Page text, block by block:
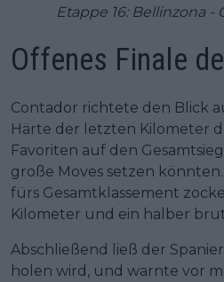
Etappe 16: Bellinzona -
Offenes Finale
Contador richtete den Blick
Härte der letzten Kilometer
Favoriten auf den
große Moves setzen
fürs Gesamtklassement
Kilometer und ein halber
Abschließend ließ der
holen wird, und warnte vor